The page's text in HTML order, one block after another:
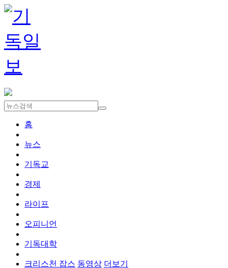
홈
뉴스
기독교
경제
라이프
오피니언
기독대학
크리스천 잡스 동영상 더보기